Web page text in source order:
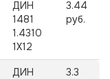
ДИН
1481
1.4310
1X12
3.44
руб.
ДИН
3.3